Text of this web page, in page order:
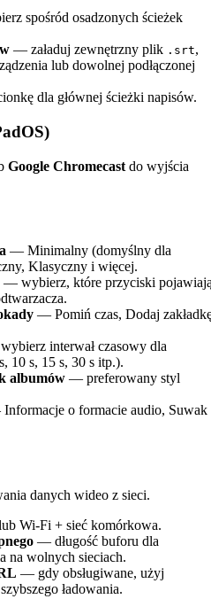
spośród osadzonych ścieżek
— załaduj zewnętrzny plik .srt,
lub dowolnej podłączonej
dla głównej ścieżki napisów.
Google Chromecast do wyjścia
— Minimalny (domyślny dla
Klasyczny i więcej.
— wybierz, które przyciski
— Pomiń czas, Dodaj
interwał czasowy dla
10 s, 15 s, 30 s itp.).
albumów — preferowany styl
o formacie audio, Suwak
danych wideo z sieci.
Wi-Fi + sieć komórkowa.
— długość buforu dla
na wolnych sieciach.
— gdy obsługiwane, użyj
ładowania.